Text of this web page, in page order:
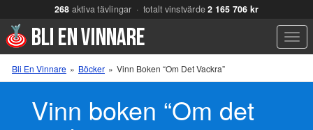
268 aktiva tävlingar · totalt vinstvärde2 165 706 kr
Bli En Vinnare » Böcker » Vinn Boken “Om Det Vackra”
Vinn boken “Om det